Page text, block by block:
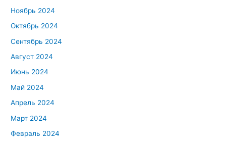
Ноябрь 2024
Октябрь 2024
Сентябрь 2024
Август 2024
Июнь 2024
Май 2024
Апрель 2024
Март 2024
Февраль 2024